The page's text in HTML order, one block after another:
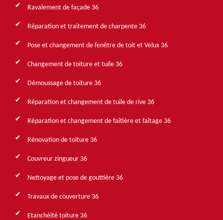
Ravalement de façade 36
Réparation et traitement de charpente 36
Pose et changement de fenêtre de toit et Velux 36
Changement de toiture et tuile 36
Démoussage de toiture 36
Réparation et changement de tuile de rive 36
Réparation et changement de faîtière et faîtage 36
Rénovation de toiture 36
Couvreur zingueur 36
Nettoyage et pose de gouttière 36
Travaux de couverture 36
Etanchéité toiture 36